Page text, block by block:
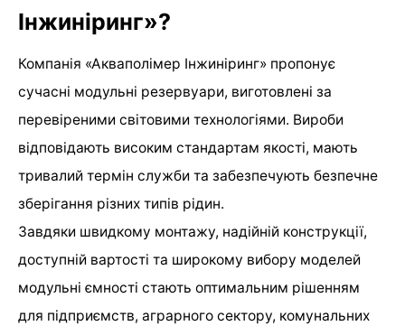
Інжиніринг»?
Компанія «Акваполімер Інжиніринг» пропонує
сучасні модульні резервуари, виготовлені за
перевіреними світовими технологіями. Вироби
відповідають високим стандартам якості, мають
тривалий термін служби та забезпечують безпечне
зберігання різних типів рідин.
Завдяки швидкому монтажу, надійній конструкції,
доступній вартості та широкому вибору моделей
модульні ємності стають оптимальним рішенням
для підприємств, аграрного сектору, комунальних